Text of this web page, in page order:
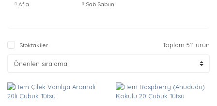
Afia Sab Sabun
Stoktakiler Toplam 511 ürün